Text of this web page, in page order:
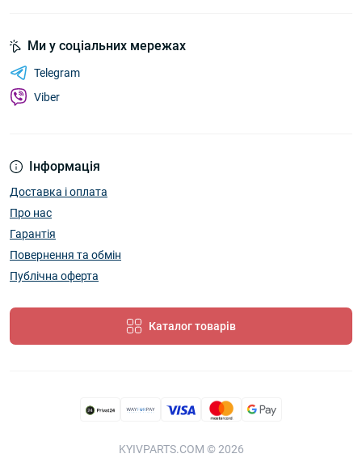
Інформація
Доставка і оплата
Про нас
Гарантія
Повернення та обмін
Публічна оферта
Каталог товарів
Ми у соціальних мережах
Telegram
Viber
KYIVPARTS.COM © 2026